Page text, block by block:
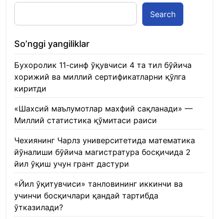
Search
So’nggi yangiliklar
Бухоролик 11-синф ўқувчиси 4 та тил бўйича
хорижий ва миллий сертификатларни қўлга
киритди
«Шахсий маълумотлар махфий сақланади» —
Миллий статистика қўмитаси раиси
Чехиянинг Чарлз университетида математика
йўналиши бўйича магистратура босқичида 2
йил ўқиш учун грант дастури
«Йил ўқитувчиси» танловининг иккинчи ва
учинчи босқичлари қандай тартибда
ўтказилади?